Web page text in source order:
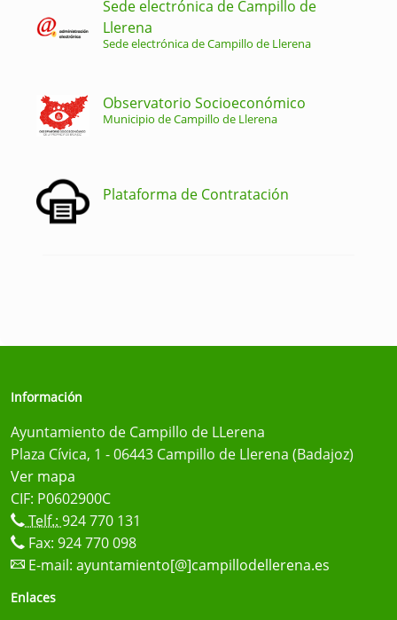
Sede electrónica de Campillo de
Llerena
Sede electrónica de Campillo de Llerena
Observatorio Socioeconómico
Municipio de Campillo de Llerena
Plataforma de Contratación
Información
Ayuntamiento de Campillo de LLerena
Plaza Cívica, 1 - 06443 Campillo de Llerena (Badajoz)
Ver mapa
CIF: P0602900C
Telf.: 924 770 131
Fax: 924 770 098
E-mail: ayuntamiento[@]campillodellerena.es
Enlaces